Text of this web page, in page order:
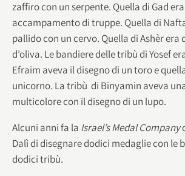
zaffiro con un serpente. Quella di Gad
accampamento di truppe. Quella di
pallido con un cervo. Quella di Ashèr era
d’oliva. Le bandiere delle tribù di Yosef
Efraim aveva il disegno di un toro e
unicorno. La tribù di Binyamin aveva
multicolore con il disegno di un lupo.
Alcuni anni fa la Israel’s Medal Company
Dalì di disegnare dodici medaglie con le
dodici tribù.